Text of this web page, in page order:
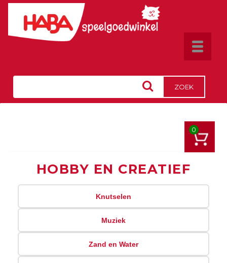
Toggle
ZOEK
0
HOBBY EN CREATIEF
Knutselen
Muziek
Zand en Water